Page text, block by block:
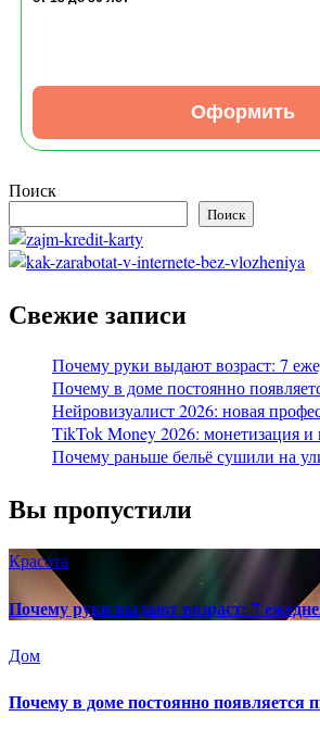
Оформить
Поиск
Поиск
Свежие записи
Почему руки выдают возраст: 7
Почему в доме постоянно
Нейровизуалист 2026: новая
TikTok Money 2026: монетизация
Почему раньше бельё сушили на
Вы пропустили
Красота
Почему руки выдают возраст: 7
Дом
Почему в доме постоянно появляется